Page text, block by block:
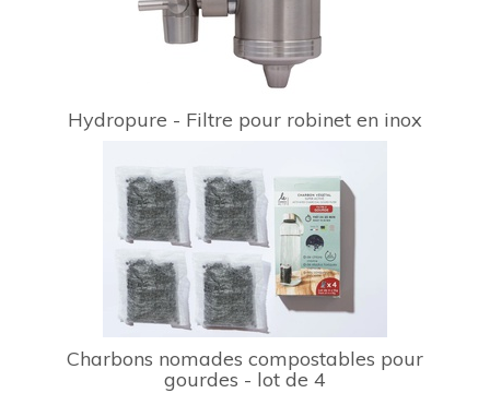
Hydropure - Filtre pour robinet en inox
Charbons nomades compostables pour
gourdes - lot de 4